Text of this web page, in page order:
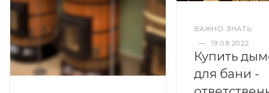
ВАЖНО ЗНАТЬ
— 19.08.2022
Купить
для бани -